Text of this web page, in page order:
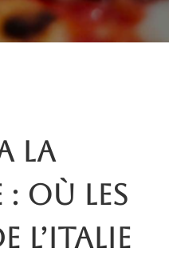
La
: où les
l’Italie